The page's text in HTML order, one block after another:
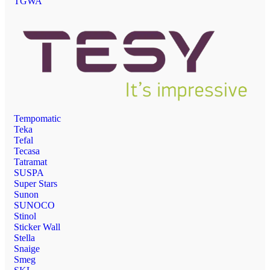
Tempomatic
Teka
Tefal
Tecasa
Tatramat
SUSPA
Super Stars
Sunon
SUNOCO
Stinol
Sticker Wall
Stella
Snaige
Smeg